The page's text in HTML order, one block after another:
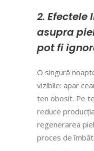
2. Efectele
asupra
pot fi
O singură
vizibile: apar
ten obosit. Pe
reduce
regenerarea
proces de